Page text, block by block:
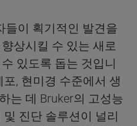
들이 획기적인 발견을
상시킬 수 있는 새로
있도록 돕는 것입니
, 현미경 수준에서 생
는 데 Bruker의 고성능
진단 솔루션이 널리